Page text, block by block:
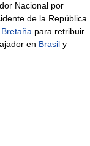
Nacional por
de la República
para retribuir
en Brasil y